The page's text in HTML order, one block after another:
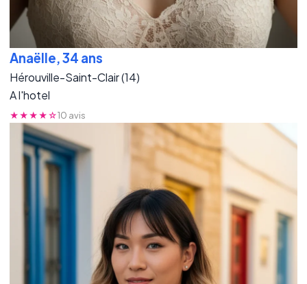
Anaëlle, 34 ans
Hérouville-Saint-Clair (14)
A l'hotel
★★★★☆10 avis